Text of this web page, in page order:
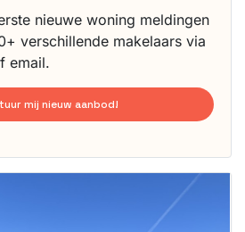
nieuwe woning meldingen
verschillende makelaars via
email.
mij nieuw aanbod!